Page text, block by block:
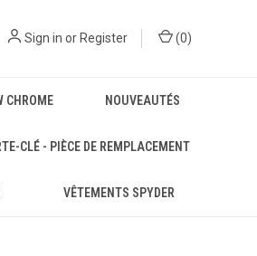
Sign in or Register (0)
CHROME NOUVEAUTÉS
CLÉ - PIÈCE DE REMPLACEMENT
VÊTEMENTS SPYDER